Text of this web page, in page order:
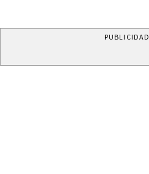
PUBLICIDAD